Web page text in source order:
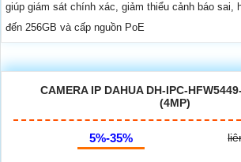
giúp giám sát chính xác, giảm thiểu cảnh báo sai,
đến 256GB và cấp nguồn PoE
CAMERA IP DAHUA DH-IPC-
(4MP)
5%-35%